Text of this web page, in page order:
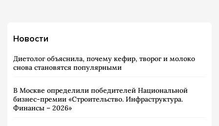
Новости
Диетолог объяснила, почему кефир, творог и молоко
снова становятся популярными
В Москве определили победителей Национальной
бизнес-премии «Строительство. Инфраструктура.
Финансы – 2026»